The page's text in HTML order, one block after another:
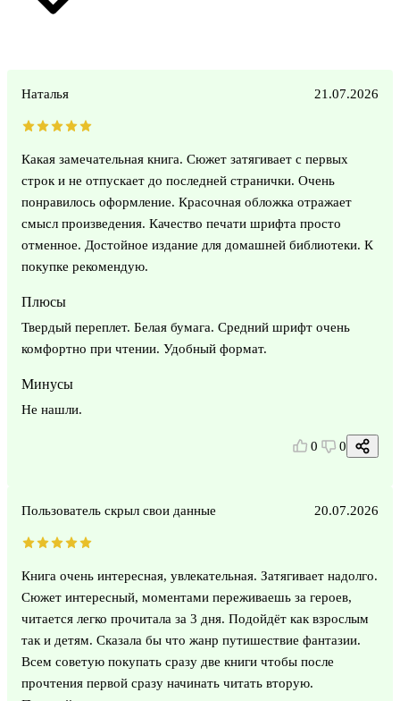
Наталья 21.07.2026
Какая замечательная книга. Сюжет затягивает с первых
строк и не отпускает до последней странички. Очень
понравилось оформление. Красочная обложка отражает
смысл произведения. Качество печати шрифта просто
отменное. Достойное издание для домашней библиотеки. К
покупке рекомендую.
Плюсы
Твердый переплет. Белая бумага. Средний шрифт очень
комфортно при чтении. Удобный формат.
Минусы
Не нашли.
0 0
Пользователь скрыл свои данные 20.07.2026
Книга очень интересная, увлекательная. Затягивает надолго.
Сюжет интересный, моментами переживаешь за героев,
читается легко прочитала за 3 дня. Подойдёт как взрослым
так и детям. Сказала бы что жанр путишествие фантазии.
Всем советую покупать сразу две книги чтобы после
прочтения первой сразу начинать читать вторую.